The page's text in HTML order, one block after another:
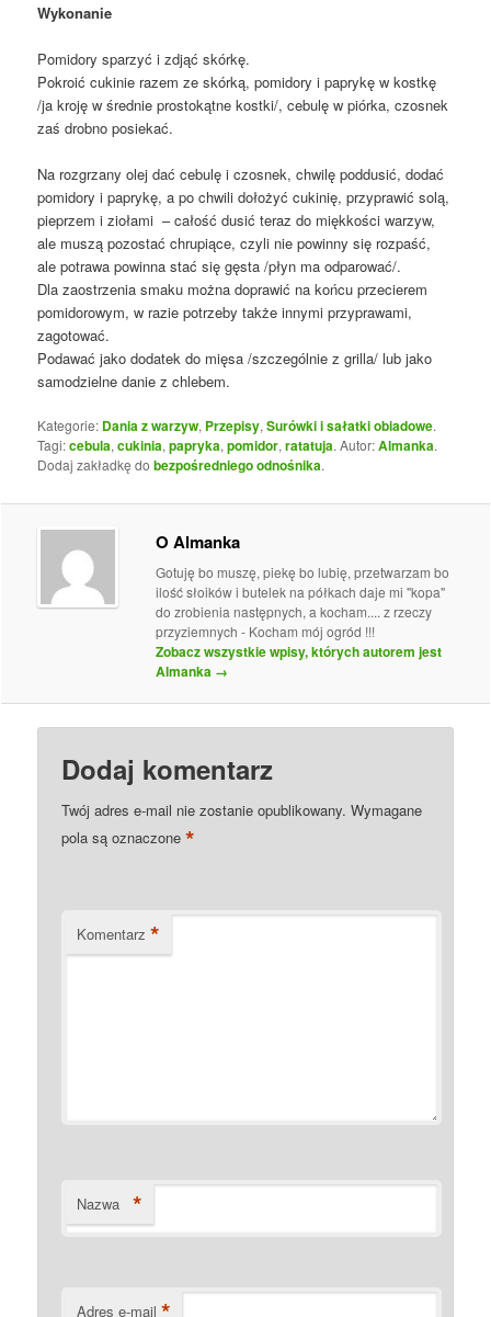
Wykonanie
Pomidory sparzyć i zdjąć skórkę.
Pokroić cukinie razem ze skórką, pomidory i paprykę w kostkę
/ja kroję w średnie prostokątne kostki/, cebulę w piórka, czosnek
zaś drobno posiekać.
Na rozgrzany olej dać cebulę i czosnek, chwilę poddusić, dodać
pomidory i paprykę, a po chwili dołożyć cukinię, przyprawić solą,
pieprzem i ziołami – całość dusić teraz do miękkości warzyw,
ale muszą pozostać chrupiące, czyli nie powinny się rozpaść,
ale potrawa powinna stać się gęsta /płyn ma odparować/.
Dla zaostrzenia smaku można doprawić na końcu przecierem
pomidorowym, w razie potrzeby także innymi przyprawami,
zagotować.
Podawać jako dodatek do mięsa /szczególnie z grilla/ lub jako
samodzielne danie z chlebem.
Kategorie: Dania z warzyw, Przepisy,Surówki i sałatki obiadowe.
Tagi:cebula,cukinia,papryka,pomidor,ratatuja. Autor:Almanka.
Dodaj zakładkę dobezpośredniego odnośnika.
O Almanka
Gotuję bo muszę, piekę bo lubię, przetwarzam bo
ilość słoików i butelek na półkach daje mi "kopa"
do zrobienia następnych, a kocham.... z rzeczy
przyziemnych - Kocham mój ogród !!!
Zobacz wszystkie wpisy, których autorem jest
Almanka →
Dodaj komentarz
Twój adres e-mail nie zostanie opublikowany. Wymagane
pola są oznaczone*
Komentarz *
Nazwa *
Adres e-mail